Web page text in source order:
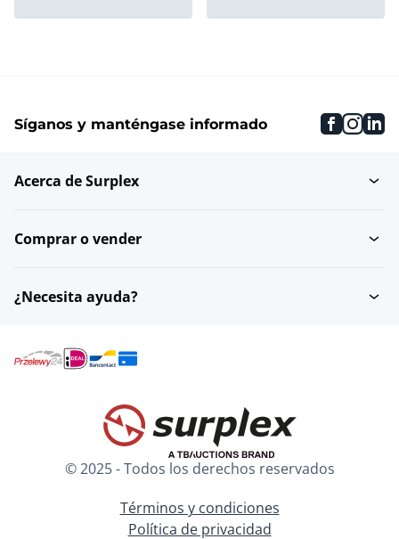
Gemelos
Broches
Tobillera
Síganos y manténgase informado
Acerca de Surplex
Comprar o vender
¿Necesita ayuda?
© 2025 - Todos los derechos reservados
Términos y condiciones
Política de privacidad